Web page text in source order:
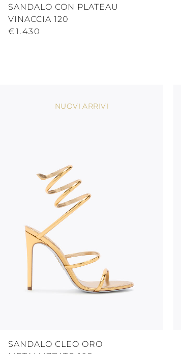
SANDALO CON PLATEAU
VINACCIA 120
€1.430
NUOVI ARRIVI
SANDALO CLEO ORO